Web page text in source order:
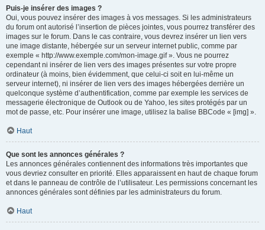
Puis-je insérer des images ?
Oui, vous pouvez insérer des images à vos messages. Si les administrateurs
du forum ont autorisé l’insertion de pièces jointes, vous pourrez transférer des
images sur le forum. Dans le cas contraire, vous devrez insérer un lien vers
une image distante, hébergée sur un serveur internet public, comme par
exemple « http://www.exemple.com/mon-image.gif ». Vous ne pourrez
cependant ni insérer de lien vers des images présentes sur votre propre
ordinateur (à moins, bien évidemment, que celui-ci soit en lui-même un
serveur internet), ni insérer de lien vers des images hébergées derrière un
quelconque système d’authentification, comme par exemple les services de
messagerie électronique de Outlook ou de Yahoo, les sites protégés par un
mot de passe, etc. Pour insérer une image, utilisez la balise BBCode « [img] ».
Haut
Que sont les annonces générales ?
Les annonces générales contiennent des informations très importantes que
vous devriez consulter en priorité. Elles apparaissent en haut de chaque forum
et dans le panneau de contrôle de l’utilisateur. Les permissions concernant les
annonces générales sont définies par les administrateurs du forum.
Haut